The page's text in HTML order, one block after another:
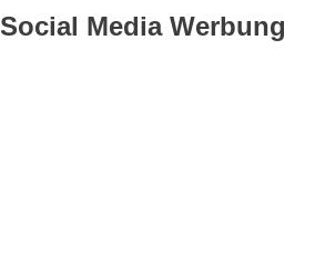
Social Media Werbung